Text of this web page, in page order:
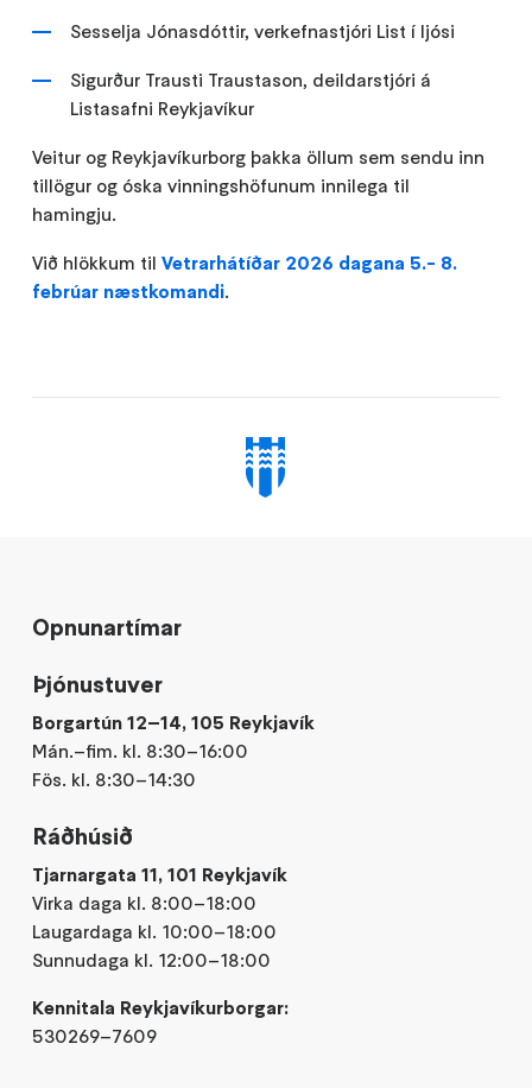
Sesselja Jónasdóttir, verkefnastjóri List í ljósi
Sigurður Trausti Traustason, deildarstjóri á
Listasafni Reykjavíkur
Veitur og Reykjavíkurborg þakka öllum sem sendu inn
tillögur og óska vinningshöfunum innilega til
hamingju.
Við hlökkum tilVetrarhátíðar 2026 dagana 5.- 8.
febrúar næstkomandi.
Opnunartímar
Þjónustuver
Borgartún 12–14, 105 Reykjavík
Mán.–fim. kl. 8:30–16:00
Fös. kl. 8:30–14:30
Ráðhúsið
Tjarnargata 11, 101 Reykjavík
Virka daga kl. 8:00–18:00
Laugardaga kl. 10:00–18:00
Sunnudaga kl. 12:00–18:00
Kennitala Reykjavíkurborgar:
530269–7609